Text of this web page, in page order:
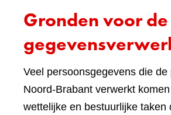
Gronden voor de
Veel persoonsgegevens die de
Noord-Brabant verwerkt
wettelijke en bestuurlijke taken